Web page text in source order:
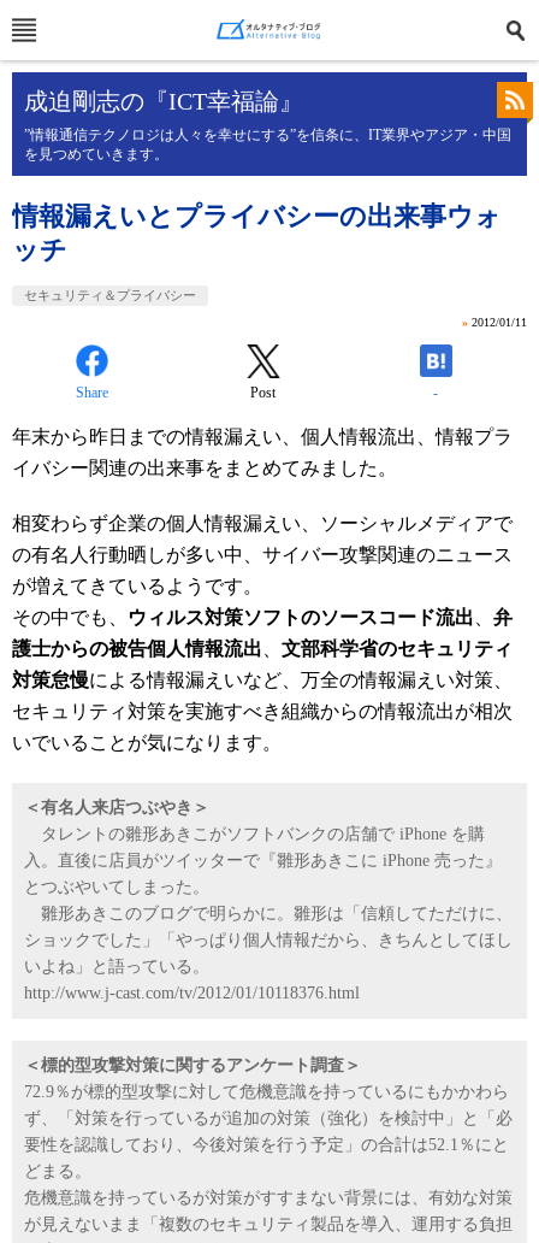
成迫剛志の『ICT幸福論』
”情報通信テクノロジは人々を幸せにする”を信条に、IT業界やアジア・中国
を見つめていきます。
情報漏えいとプライバシーの出来事ウォ
ッチ
セキュリティ＆プライバシー
» 2012/01/11
Share Post -
年末から昨日までの情報漏えい、個人情報流出、情報プラ
イバシー関連の出来事をまとめてみました。
相変わらず企業の個人情報漏えい、ソーシャルメディアで
の有名人行動晒しが多い中、サイバー攻撃関連のニュース
が増えてきているようです。
その中でも、
ウィルス対策ソフトのソースコード流出
弁
護士からの被告個人情報流出
文部科学省のセキュリティ
対策怠慢による情報漏えいなど、万全の情報漏えい対策、
セキュリティ対策を実施すべき組織からの情報流出が相次
いでいることが気になります。
＜有名人来店つぶやき＞
タレントの雛形あきこがソフトバンクの店舗で iPhone を購
入。直後に店員がツイッターで『雛形あきこに iPhone 売った』
とつぶやいてしまった。
雛形あきこのブログで明らかに。雛形は「信頼してただけに、
ショックでした」「やっぱり個人情報だから、きちんとしてほし
いよね」と語っている。
http://www.j-cast.com/tv/2012/01/10118376.html
＜標的型攻撃対策に関するアンケート調査＞
72.9％が標的型攻撃に対して危機意識を持っているにもかかわら
ず、「対策を行っているが追加の対策（強化）を検討中」と「必
要性を認識しており、今後対策を行う予定」の合計は52.1％にと
どまる。
危機意識を持っているが対策がすすまない背景には、有効な対策
が見えないまま「複数のセキュリティ製品を導入、運用する負担